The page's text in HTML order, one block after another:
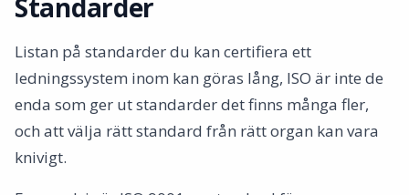
Standarder
Listan på standarder du kan certifiera ett
ledningssystem inom kan göras lång, ISO är inte de
enda som ger ut standarder det finns många fler,
och att välja rätt standard från rätt organ kan vara
knivigt.